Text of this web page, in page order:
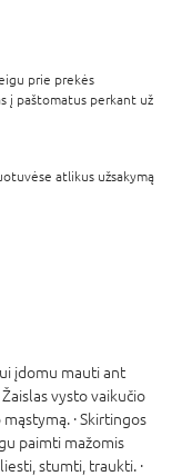
prie prekės
į paštomatus perkant už
atlikus užsakymą
įdomu mauti ant
vysto vaikučio
· Skirtingos
paimti mažomis
stumti, traukti. ·